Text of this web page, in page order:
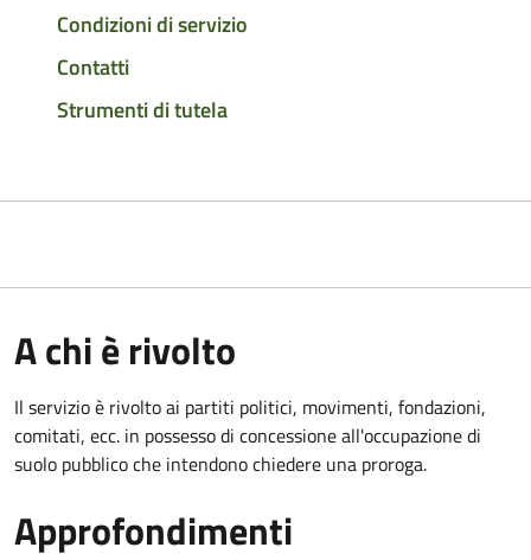
Condizioni di servizio
Contatti
Strumenti di tutela
A chi è rivolto
Il servizio è rivolto ai partiti politici, movimenti, fondazioni,
comitati, ecc. in possesso di concessione all'occupazione di
suolo pubblico che intendono chiedere una proroga.
Approfondimenti